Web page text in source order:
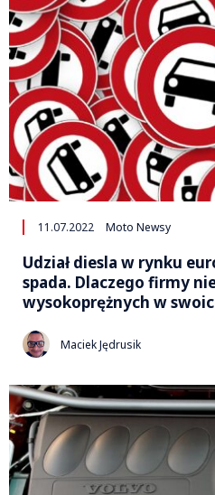
11.07.2022 Moto Newsy
Udział diesla w rynku
spada. Dlaczego firmy
wysokoprężnych w
Maciek Jędrusik